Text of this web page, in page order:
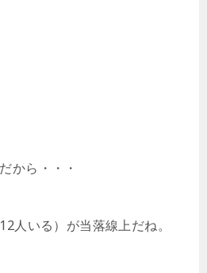
から・・・
人いる）が当落線上だね。